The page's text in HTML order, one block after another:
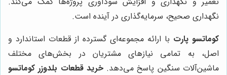
نگهداری صحیح، سرمایه‌گذاری در آینده است.
کوماتسو پارت با ارائه مجموعه‌ای گسترده از قطعات استاندارد و
اصل، به تمامی نیازهای مشتریان در بخش‌های مختلف
ماشین‌آلات سنگین پاسخ می‌دهد.خرید قطعات بلدوزر کوماتسو